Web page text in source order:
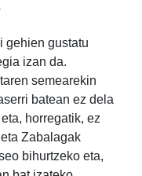
gehien gustatu
izan da.
semearekin
batean ez dela
horregatik, ez
Zabalagak
bihurtzeko eta,